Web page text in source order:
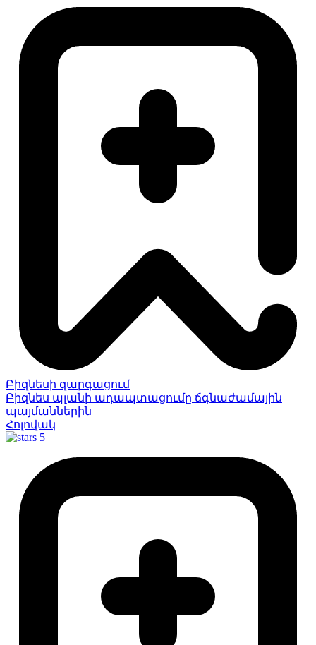
Բիզնեսի զարգացում
Բիզնես պլանի ադապտացումը ճգնաժամային
պայմաններին
Հոլովակ
5